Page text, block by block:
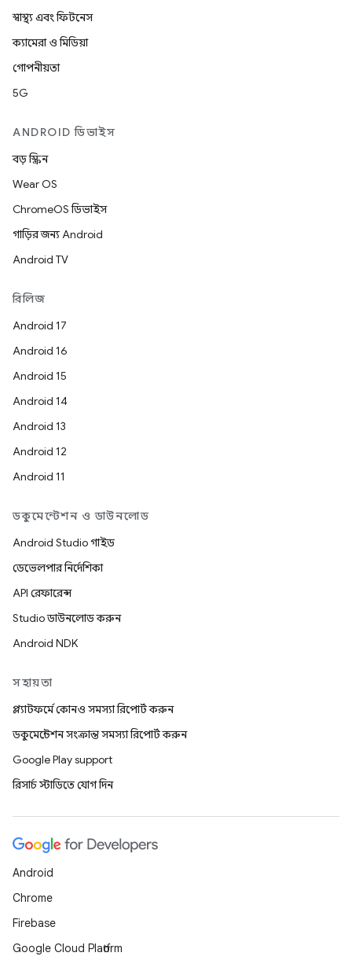
স্বাস্থ্য এবং ফিটনেস
ক্যামেরা ও মিডিয়া
গোপনীয়তা
5G
ANDROID ডিভাইস
বড় স্ক্রিন
Wear OS
ChromeOS ডিভাইস
গাড়ির জন্য Android
Android TV
রিলিজ
Android 17
Android 16
Android 15
Android 14
Android 13
Android 12
Android 11
ডকুমেন্টেশন ও ডাউনলোড
Android Studio গাইড
ডেভেলপার নির্দেশিকা
API রেফারেন্স
Studio ডাউনলোড করুন
Android NDK
সহায়তা
প্ল্যাটফর্মে কোনও সমস্যা রিপোর্ট করুন
ডকুমেন্টেশন সংক্রান্ত সমস্যা রিপোর্ট করুন
Google Play support
রিসার্চ স্টাডিতে যোগ দিন
Android
Chrome
Firebase
Google Cloud Platform